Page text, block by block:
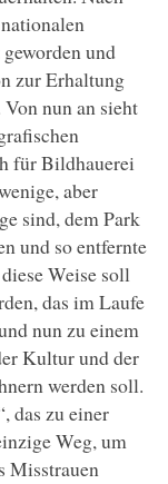
und
zur Erhaltung
nun an sieht
für Bildhauerei
aber
sind, dem Park
und so entfernte
Weise soll
das im Laufe
nun zu einem
Kultur und der
werden soll.
das zu einer
Weg, um
Misstrauen